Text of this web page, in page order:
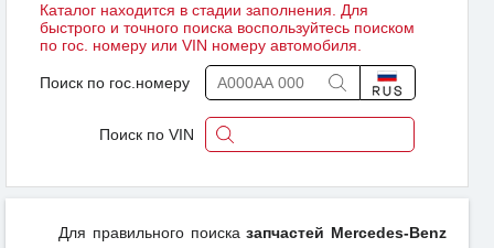
Каталог находится в стадии заполнения. Для
быстрого и точного поиска воспользуйтесь поиском
по гос. номеру или VIN номеру автомобиля.
Поиск по гос.номеру
Поиск по VIN
Для правильного поисказапчастей Mercedes-Benz